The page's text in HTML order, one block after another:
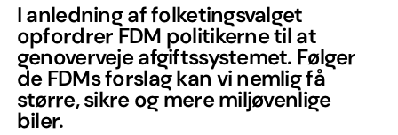
I anledning af folketingsvalget
opfordrer FDM politikerne til at
genoverveje afgiftssystemet. Følger
de FDMs forslag kan vi nemlig få
større, sikre og mere miljøvenlige
biler.